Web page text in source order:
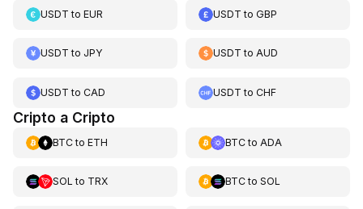
USDT to EUR USDT toGBP
USDT to JPY USDT toAUD
USDT to CAD USDT toCHF
Cripto a Cripto
BTCto ETH BTCto ADA
SOL to TRX BTCto SOL